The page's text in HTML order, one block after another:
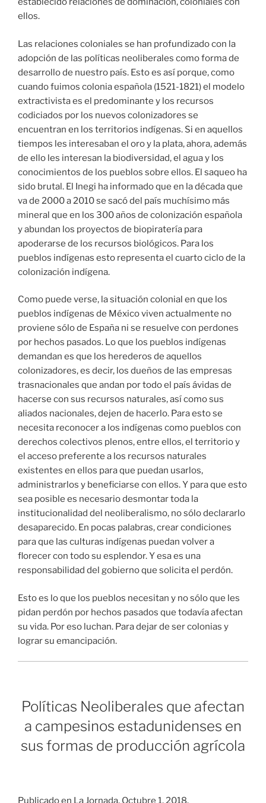
conocimientos de los pueblos sobre ellos. El saqueo ha
va de 2000 a 2010 se sacó del país muchísimo más
mineral que en los 300 años de colonización española
y abundan los proyectos de biopiratería para
apoderarse de los recursos biológicos. Para los
pueblos indígenas esto representa el cuarto ciclo de la
colonización indígena.
Como puede verse, la situación colonial en que los
pueblos indígenas de México viven actualmente no
proviene sólo de España ni se resuelve con perdones
por hechos pasados. Lo que los pueblos indígenas
demandan es que los herederos de aquellos
colonizadores, es decir, los dueños de las empresas
trasnacionales que andan por todo el país ávidas de
hacerse con sus recursos naturales, así como sus
aliados nacionales, dejen de hacerlo. Para esto se
necesita reconocer a los indígenas como pueblos con
derechos colectivos plenos, entre ellos, el territorio y
el acceso preferente a los recursos naturales
existentes en ellos para que puedan usarlos,
administrarlos y beneficiarse con ellos. Y para que esto
sea posible es necesario desmontar toda la
institucionalidad del neoliberalismo, no sólo declararlo
desaparecido. En pocas palabras, crear condiciones
para que las culturas indígenas puedan volver a
florecer con todo su esplendor. Y esa es una
responsabilidad del gobierno que solicita el perdón.
Esto es lo que los pueblos necesitan y no sólo que les
pidan perdón por hechos pasados que todavía afectan
su vida. Por eso luchan. Para dejar de ser colonias y
lograr su emancipación.
Políticas Neoliberales que afectan
a campesinos estadunidenses en
Publicado en La Jornada, Octubre 1, 2018.
Postales estadunidenses
apenas puedo ver / Recientemente se me ocurre: Que